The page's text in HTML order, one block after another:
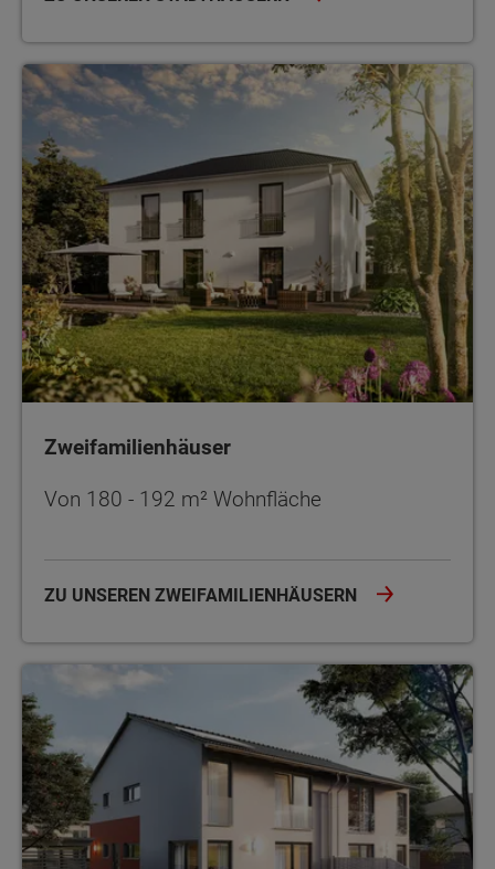
Zweifamilienhäuser
Zweifamilienhäuser
Von 180 - 192 m² Wohnfläche
ZU UNSEREN ZWEIFAMILIENHÄUSERN
Doppel- und Reihenhäuser